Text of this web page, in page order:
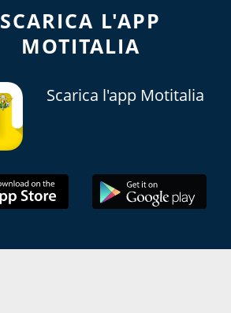
SCARICA L'APP
MOTITALIA
Scarica l'app Motitalia